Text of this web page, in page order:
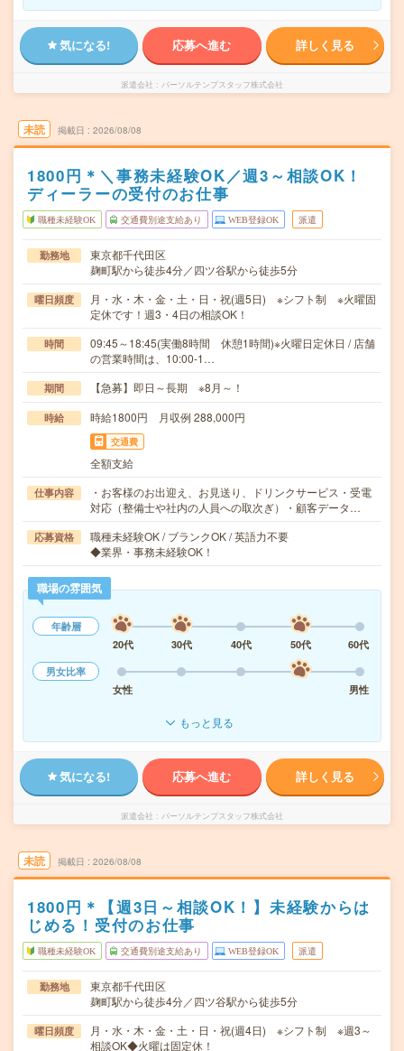
気になる! 応募へ進む 詳しく見る
派遣会社 パーソルテンプスタッフ株式会社
未読 掲載日 2026/08/08
1800円＊＼事務未経験OK／週3～相談OK！
ディーラーの受付のお仕事
職種未経験OK 交通費別途支給あり WEB登録OK 派遣
勤務地
東京都千代田区
麹町駅から徒歩4分／四ツ谷駅から徒歩5分
曜日頻度
月・水・木・金・土・日・祝(週5日) ※シフト制 ※火曜固
定休です！週3・4日の相談OK！
時間
09:45～18:45(実働8時間 休憩1時間)※火曜日定休日 / 店舗
の営業時間は、10:00-1…
期間 【急募】即日～長期 ※8月～！
時給 時給1800円 月収例 288,000円
交通費
全額支給
仕事内容
・お客様のお出迎え、お見送り、ドリンクサービス・受電
対応（整備士や社内の人員への取次ぎ）・顧客データ…
応募資格
職種未経験OK / ブランクOK / 英語力不要
◆業界・事務未経験OK！
職場の雰囲気
年齢層
20代
30代 40代 50代
60代
男女比率
女性
男性
もっと見る
気になる! 応募へ進む 詳しく見る
派遣会社 パーソルテンプスタッフ株式会社
未読 掲載日 2026/08/08
1800円＊【週3日～相談OK！】未経験からは
じめる！受付のお仕事
職種未経験OK 交通費別途支給あり WEB登録OK 派遣
勤務地
東京都千代田区
麹町駅から徒歩4分／四ツ谷駅から徒歩5分
曜日頻度
月・水・木・金・土・日・祝(週4日) ※シフト制 ※週3～
相談OK◆火曜は固定休！